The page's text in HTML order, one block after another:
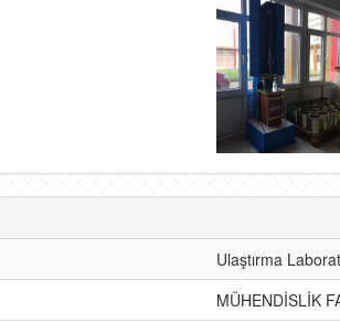
Ulaştırma
MÜHENDİSLİK